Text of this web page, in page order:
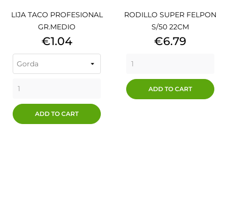
LIJA TACO PROFESIONAL
GR.MEDIO
Price
€1.04
ADD TO CART
RODILLO SUPER FELPON
S/50 22CM
Price
€6.79
ADD TO CART